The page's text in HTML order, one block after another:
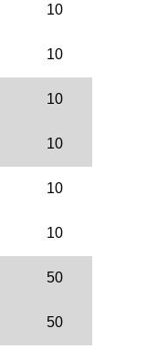
10
10
10
10
10
10
50
50